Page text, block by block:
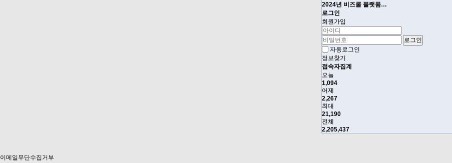
2024년 비즈쿨 플랫폼…
로그인
회원가입
자동로그인
정보찾기
접속자집계
오늘
1,094
어제
2,267
최대
21,190
전체
2,205,437
이메일무단수집거부